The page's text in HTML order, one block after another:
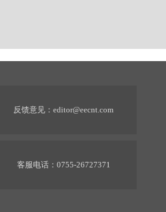
反馈意见： editor@eecnt.com
客服电话：0755-26727371